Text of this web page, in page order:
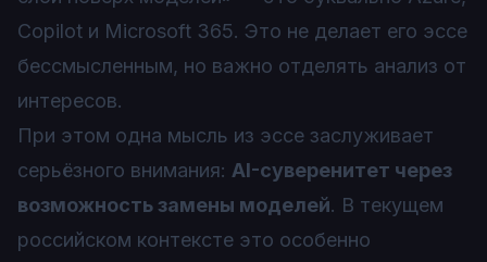
Copilot и Microsoft 365. Это не делает его эссе
бессмысленным, но важно отделять анализ от
интересов.
При этом одна мысль из эссе заслуживает
серьёзного внимания: AI-суверенитет через
возможность замены моделей. В текущем
российском контексте это особенно